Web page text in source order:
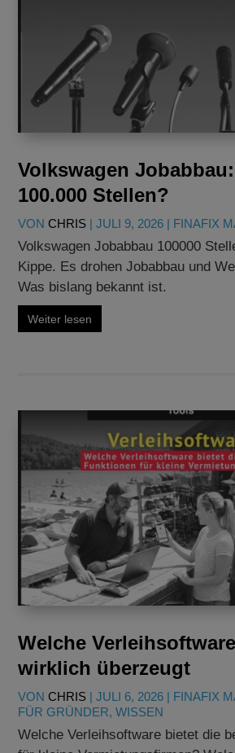
Volkswagen
100.000 Stellen?
VONCHRIS |JULI 9, 2026 | FINAFIX
Volkswagen Jobabbau 100000
Kippe. Es drohen Jobabbau und
Was bislang bekannt ist.
Weiter lesen
Welche
wirklich überzeugt
VONCHRIS |JULI 6, 2026 | FINAFIX
FÜR GRÜNDER,WISSEN
Welche Verleihsoftware bietet die